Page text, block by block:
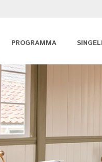
PROGRAMMA